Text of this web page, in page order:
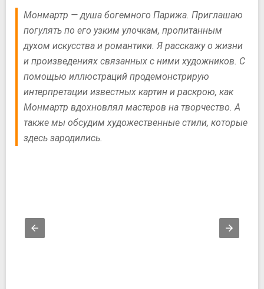
Монмартр — душа богемного Парижа. Приглашаю
погулять по его узким улочкам, пропитанным
духом искусства и романтики. Я расскажу о жизни
и произведениях связанных с ними художников. С
помощью иллюстраций продемонстрирую
интерпретации известных картин и раскрою, как
Монмартр вдохновлял мастеров на творчество. А
также мы обсудим художественные стили, которые
здесь зародились.